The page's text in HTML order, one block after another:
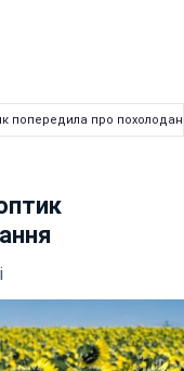
попередила про